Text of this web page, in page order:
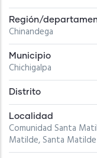
Región/
Chinandega
Municipio
Chichigalpa
Distrito
Localidad
Comunidad Santa
Matilde, Santa Matilde